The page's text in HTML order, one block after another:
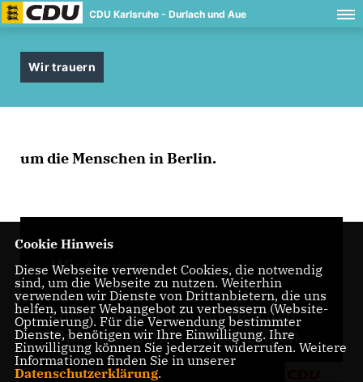
CDU Karlsruhe - Durlach und Aue
Wir trauern
um die Menschen in Berlin.
Cookie Hinweis
Diese Webseite verwendet Cookies, die notwendig
sind, um die Webseite zu nutzen. Weiterhin
verwenden wir Dienste von Drittanbietern, die uns
helfen, unser Webangebot zu verbessern (Website-
Optmierung). Für die Verwendung bestimmter
Dienste, benötigen wir Ihre Einwilligung. Ihre
Einwilligung können Sie jederzeit widerrufen. Weitere
Informationen finden Sie in unserer
Datenschutzerklärung.